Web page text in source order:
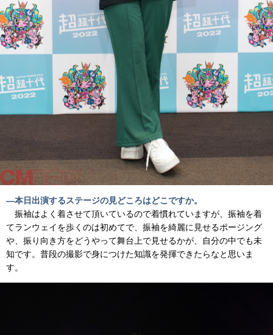
―本日出演するステージの見どころはどこですか。
振袖はよく着させて頂いているので着慣れていますが、振袖を着
てランウェイを歩くのは初めてで、振袖を綺麗に見せるポージング
や、振り向き方をどうやって舞台上で見せるかが、自分の中でも未
知です。普段の撮影で身につけた知識を発揮できたらなと思いま
す。